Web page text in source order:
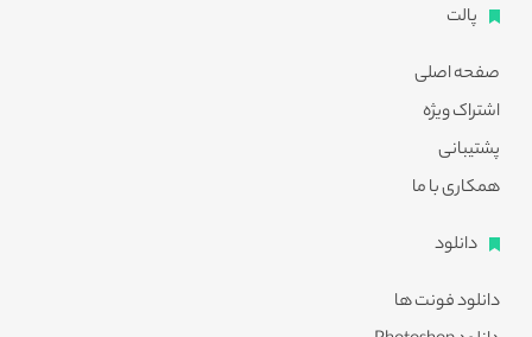
پالت
صفحه اصلی
اشتراک ویژه
پشتیبانی
همکاری با ما
دانلود
دانلود فونت ها